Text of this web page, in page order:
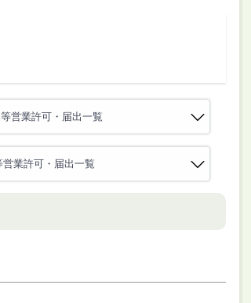
営業許可・届出一覧
業許可・届出一覧